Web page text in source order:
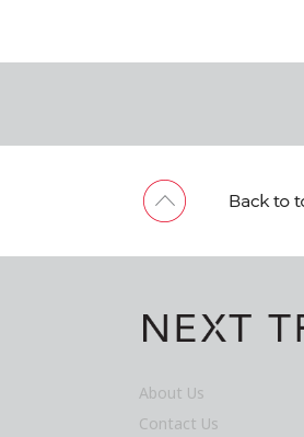
About Us
Contact Us